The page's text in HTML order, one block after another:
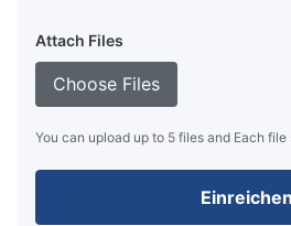
Attach Files
Choose Files
You can upload up to 5 files and Each file
Einreichen